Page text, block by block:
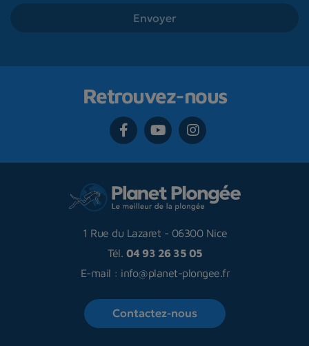
Retrouvez-nous
1 Rue du Lazaret - 06300 Nice
Tél. 04 93 26 35 05
E-mail : info@planet-plongee.fr
Contactez-nous